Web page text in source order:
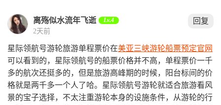
离殇似水流年飞逝 Lv.4
2天前
回复
星际领航号游轮旅游单程票价在美亚三峡游轮船票预定官网
可以看到的，星际领航号的船票价格并不高，单程票价一千
多的航次还挺多的，但是旅游高峰期的时候，阳台标间的价
格就是两千多一个人了哈。星际领航号游轮就适合旅游看风
景的宝子选择，不太注重游轮本身的设施条件，从游轮的行